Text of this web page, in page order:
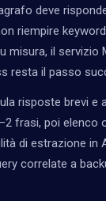
deve
riempire
misura, il servizio
resta il passo
risposte brevi
frasi, poi elenco
di estrazione in
correlate a